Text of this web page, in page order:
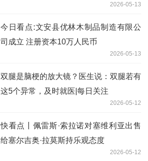
2026-05-13
今日看点:文安县优林木制品制造有限公
司成立 注册资本10万人民币
2026-05-13
双腿是脑梗的放大镜？医生说：双腿若有
这5个异常，及时就医|每日关注
2026-05-12
快看点丨佩雷斯·索拉诺对塞维利亚出售
给塞尔吉奥·拉莫斯持乐观态度
2026-05-12